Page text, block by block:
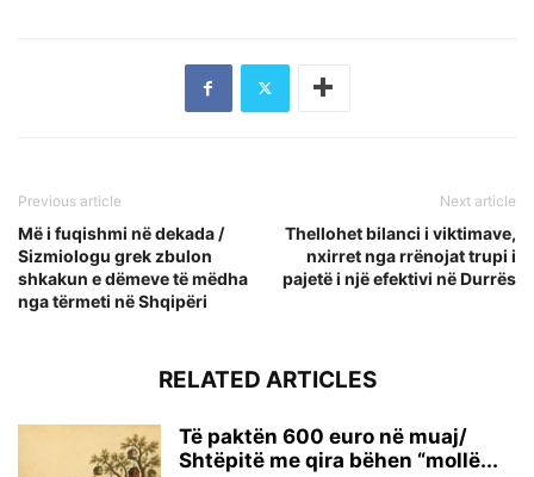
Previous article
Më i fuqishmi në dekada /
Sizmiologu grek zbulon
shkakun e dëmeve të mëdha
nga tërmeti në Shqipëri
Next article
Thellohet bilanci i viktimave,
nxirret nga rrënojat trupi i
pajetë i një efektivi në Durrës
RELATED ARTICLES
Të paktën 600 euro në muaj/
Shtëpitë me qira bëhen “mollë...